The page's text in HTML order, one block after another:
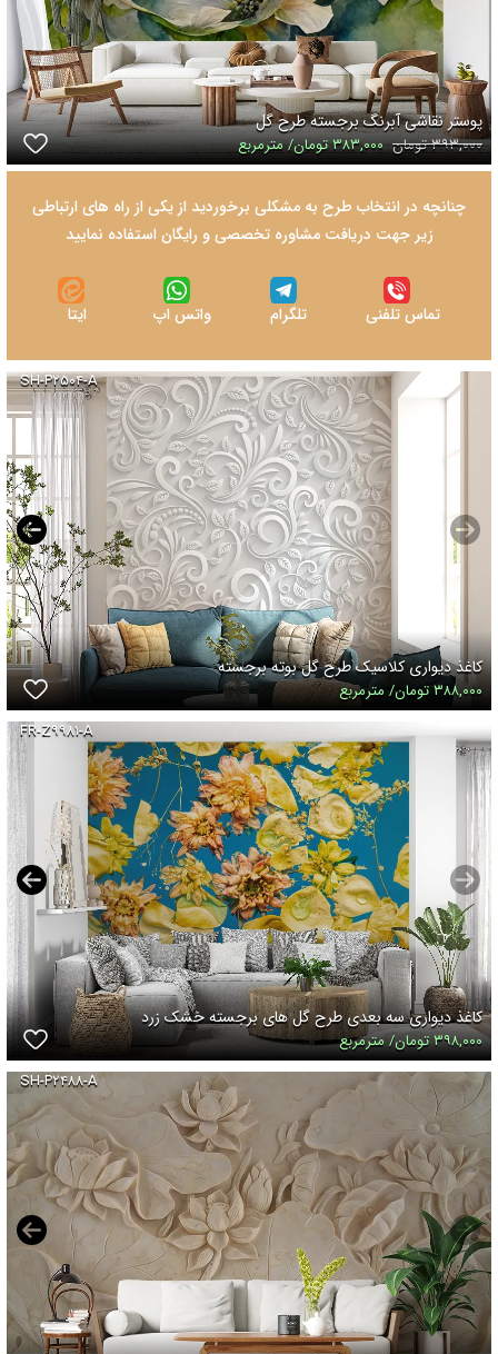
پوستر نقاشی آبرنگ برجسته طرح گل
۳۹۳,۰۰۰ تومان ۳۸۳,۰۰۰ تومان/ مترمربع
چنانچه در انتخاب طرح به مشکلی برخوردید از یکی از راه های ارتباطی
زیر جهت دریافت مشاوره تخصصی و رایگان استفاده نمایید
تماس تلفنی تلگرام واتس اپ ایتا
SH-P۲۵۰۴-A
کاغذ دیواری کلاسیک طرح گل بوته برجسته
۳۸۸,۰۰۰ تومان/ مترمربع
FR-Z۹۹۸۱-A
کاغذ دیواری سه بعدی طرح گل های برجسته خشک زرد
۳۹۸,۰۰۰ تومان/ مترمربع
SH-P۲۴۸۸-A